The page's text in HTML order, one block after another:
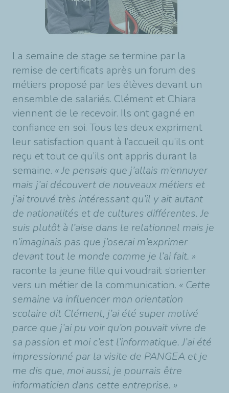
La semaine de stage se termine par la
remise de certificats après un forum des
métiers proposé par les élèves devant un
ensemble de salariés. Clément et Chiara
viennent de le recevoir. Ils ont gagné en
confiance en soi. Tous les deux expriment
leur satisfaction quant à l’accueil qu’ils ont
reçu et tout ce qu’ils ont appris durant la
semaine. « Je pensais que j’allais m’ennuyer
mais j’ai découvert de nouveaux métiers et
j’ai trouvé très intéressant qu’il y ait autant
de nationalités et de cultures différentes. Je
suis plutôt à l’aise dans le relationnel mais je
n’imaginais pas que j’oserai m’exprimer
devant tout le monde comme je l’ai fait. »
raconte la jeune fille qui voudrait s’orienter
vers un métier de la communication. « Cette
semaine va influencer mon orientation
scolaire dit Clément, j’ai été super motivé
parce que j’ai pu voir qu’on pouvait vivre de
sa passion et moi c’est l’informatique. J’ai été
impressionné par la visite de PANGEA et je
me dis que, moi aussi, je pourrais être
informaticien dans cette entreprise. »